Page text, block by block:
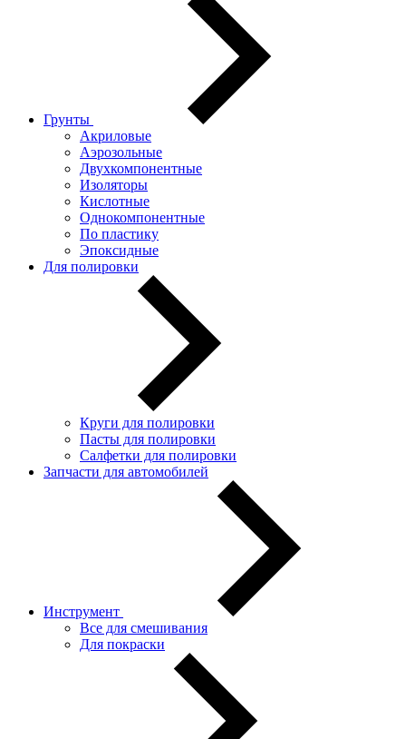
Грунты
Акриловые
Аэрозольные
Двухкомпонентные
Изоляторы
Кислотные
Однокомпонентные
По пластику
Эпоксидные
Для полировки
Круги для полировки
Пасты для полировки
Салфетки для полировки
Запчасти для автомобилей
Инструмент
Все для смешивания
Для покраски